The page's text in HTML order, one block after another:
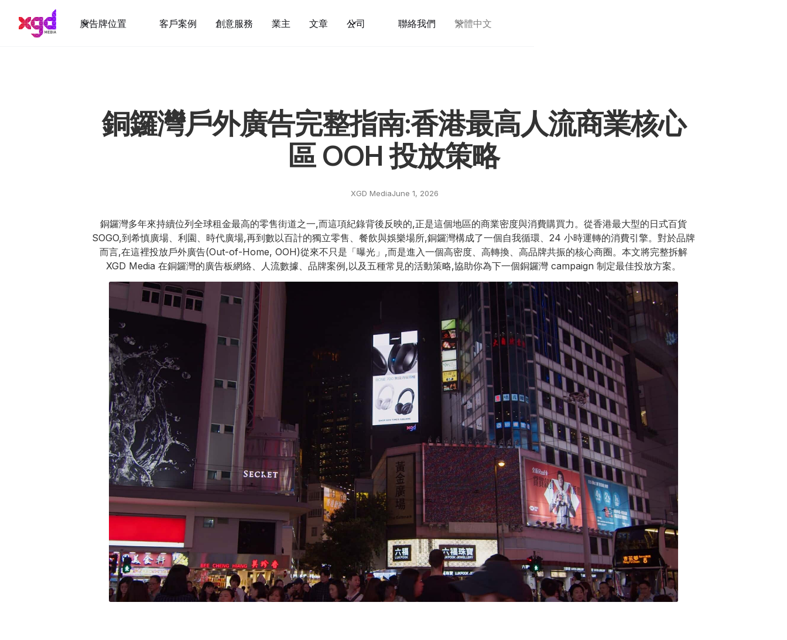
廣告牌位置 客戶案例 創意服務 業主 文章 公司 聯絡我們 繁體中文
銅鑼灣戶外廣告完整指南:香港最高人流商業核心
區 OOH 投放策略
XGD MediaJune 1, 2026
銅鑼灣多年來持續位列全球租金最高的零售街道之一,而這項紀錄背後反映的,正是這個地區的商業密度與消費購買力。從香港最大型的日式百貨
SOGO,到希慎廣場、利園、時代廣場,再到數以百計的獨立零售、餐飲與娛樂場所,銅鑼灣構成了一個自我循環、24 小時運轉的消費引擎。對於品牌
而言,在這裡投放戶外廣告(Out-of-Home, OOH)從來不只是「曝光」,而是進入一個高密度、高轉換、高品牌共振的核心商圈。本文將完整拆解
XGD Media 在銅鑼灣的廣告板網絡、人流數據、品牌案例,以及五種常見的活動策略,協助你為下一個銅鑼灣 campaign 制定最佳投放方案。